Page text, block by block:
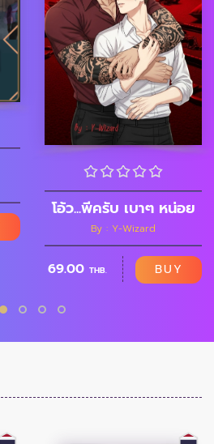
โอ้ว...พี่ครับ เบาๆ หน่อย
By : Y-Wizard
69.00 THB. BUY